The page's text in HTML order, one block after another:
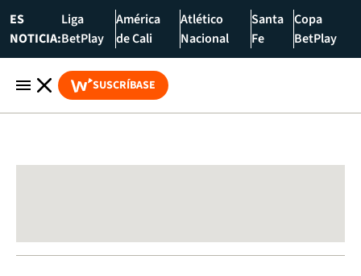
ES
NOTICIA:
Liga
BetPlay
América
de Cali
Atlético
Nacional
Santa
Fe
Copa
BetPlay
SUSCRÍBASE